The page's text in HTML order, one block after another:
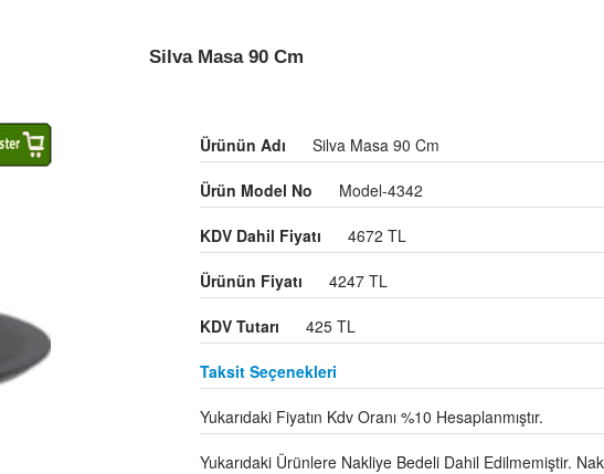
Silva Masa 90 Cm
Ürünün Adı Silva Masa 90 Cm
Ürün Model No Model-4342
KDV Dahil Fiyatı 4672 TL
Ürünün Fiyatı 4247 TL
KDV Tutarı 425 TL
Taksit Seçenekleri
Yukarıdaki Fiyatın Kdv Oranı %10 Hesaplanmıştır.
Yukarıdaki Ürünlere Nakliye Bedeli Dahil Edilmemiştir.